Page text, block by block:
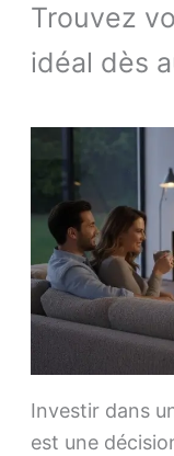
Trouvez
idéal dès
Investir dans
est une